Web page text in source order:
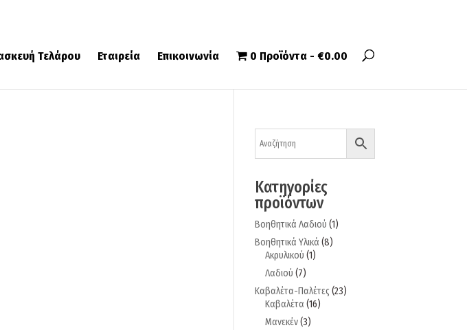
Τελάρου Εταιρεία Επικοινωνία 0 Προϊόντα €0.00
Κατηγορίες
προϊόντων
Βοηθητικά Λαδιού (1)
Βοηθητικά Υλικά (8)
Ακρυλικού (1)
Λαδιού (7)
Καβαλέτα-Παλέτες (23)
Καβαλέτα (16)
Μανεκέν(3)